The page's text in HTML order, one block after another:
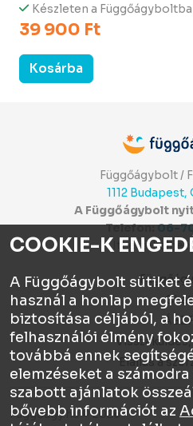
Készleten a
39 900 Ft
Kosárba
Függőágybolt /
1112 Budapest,
A Függőágybolt
Telefon:06-
Itt
Chat
ÁSZF
Visszaküldés,
Elállás a
Függőágy.hu © 2026
COOKIE-K
A Függőágybolt sütiket
használ a honlap
biztosítása céljából, a
felhasználói élmény
továbbá ennek
elemzéseket a
szabott ajánlatok
bővebb információt az